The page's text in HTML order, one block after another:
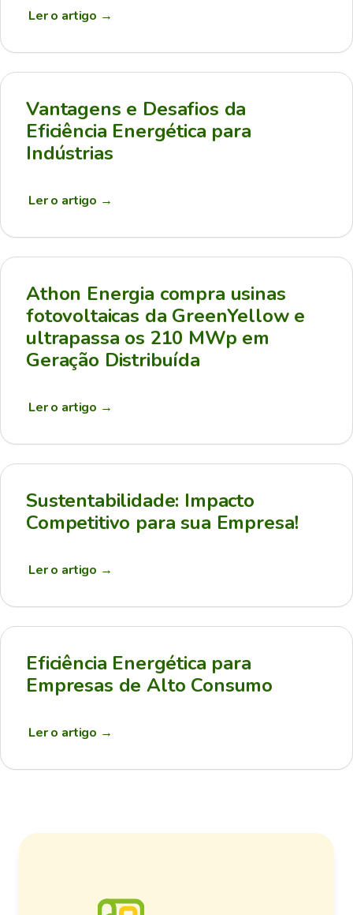
Ler o artigo →
Vantagens e Desafios da
Eficiência Energética para
Indústrias
Ler o artigo →
Athon Energia compra usinas
fotovoltaicas da GreenYellow e
ultrapassa os 210 MWp em
Geração Distribuída
Ler o artigo →
Sustentabilidade: Impacto
Competitivo para sua Empresa!
Ler o artigo →
Eficiência Energética para
Empresas de Alto Consumo
Ler o artigo →